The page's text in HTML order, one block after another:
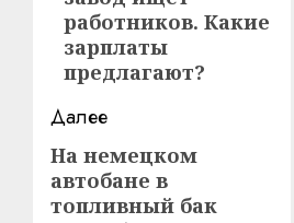
работников. Какие
зарплаты
предлагают?
Далее
Следующая
запись:
На немецком
автобане в
топливный бак